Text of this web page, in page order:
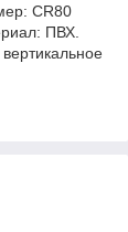
CR80
ПВХ.